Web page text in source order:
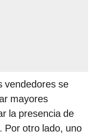
vendedores se
mayores
la presencia de
Por otro lado, uno